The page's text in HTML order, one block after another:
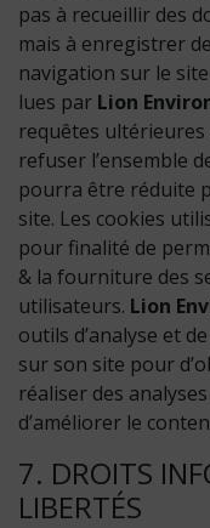
pas à recueillir des
mais à enregistrer
navigation sur le
lues par Lion
requêtes ultérieures
refuser l’ensemble
pourra être réduite
site. Les cookies
pour finalité de
& la fourniture des
utilisateurs. Lion
outils d’analyse et
sur son site pour
réaliser des
d’améliorer le
7. DROITS
LIBERTÉS